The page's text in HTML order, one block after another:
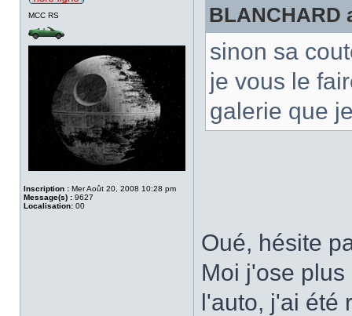
MCC RS
Inscription : Mer Août 20, 2008 10:28 pm
Message(s) : 9627
Localisation: 00
BLANCHARD
sinon sa
je vous le
galerie que
Oué, hésite
Moi j'ose
l'auto, j'ai été